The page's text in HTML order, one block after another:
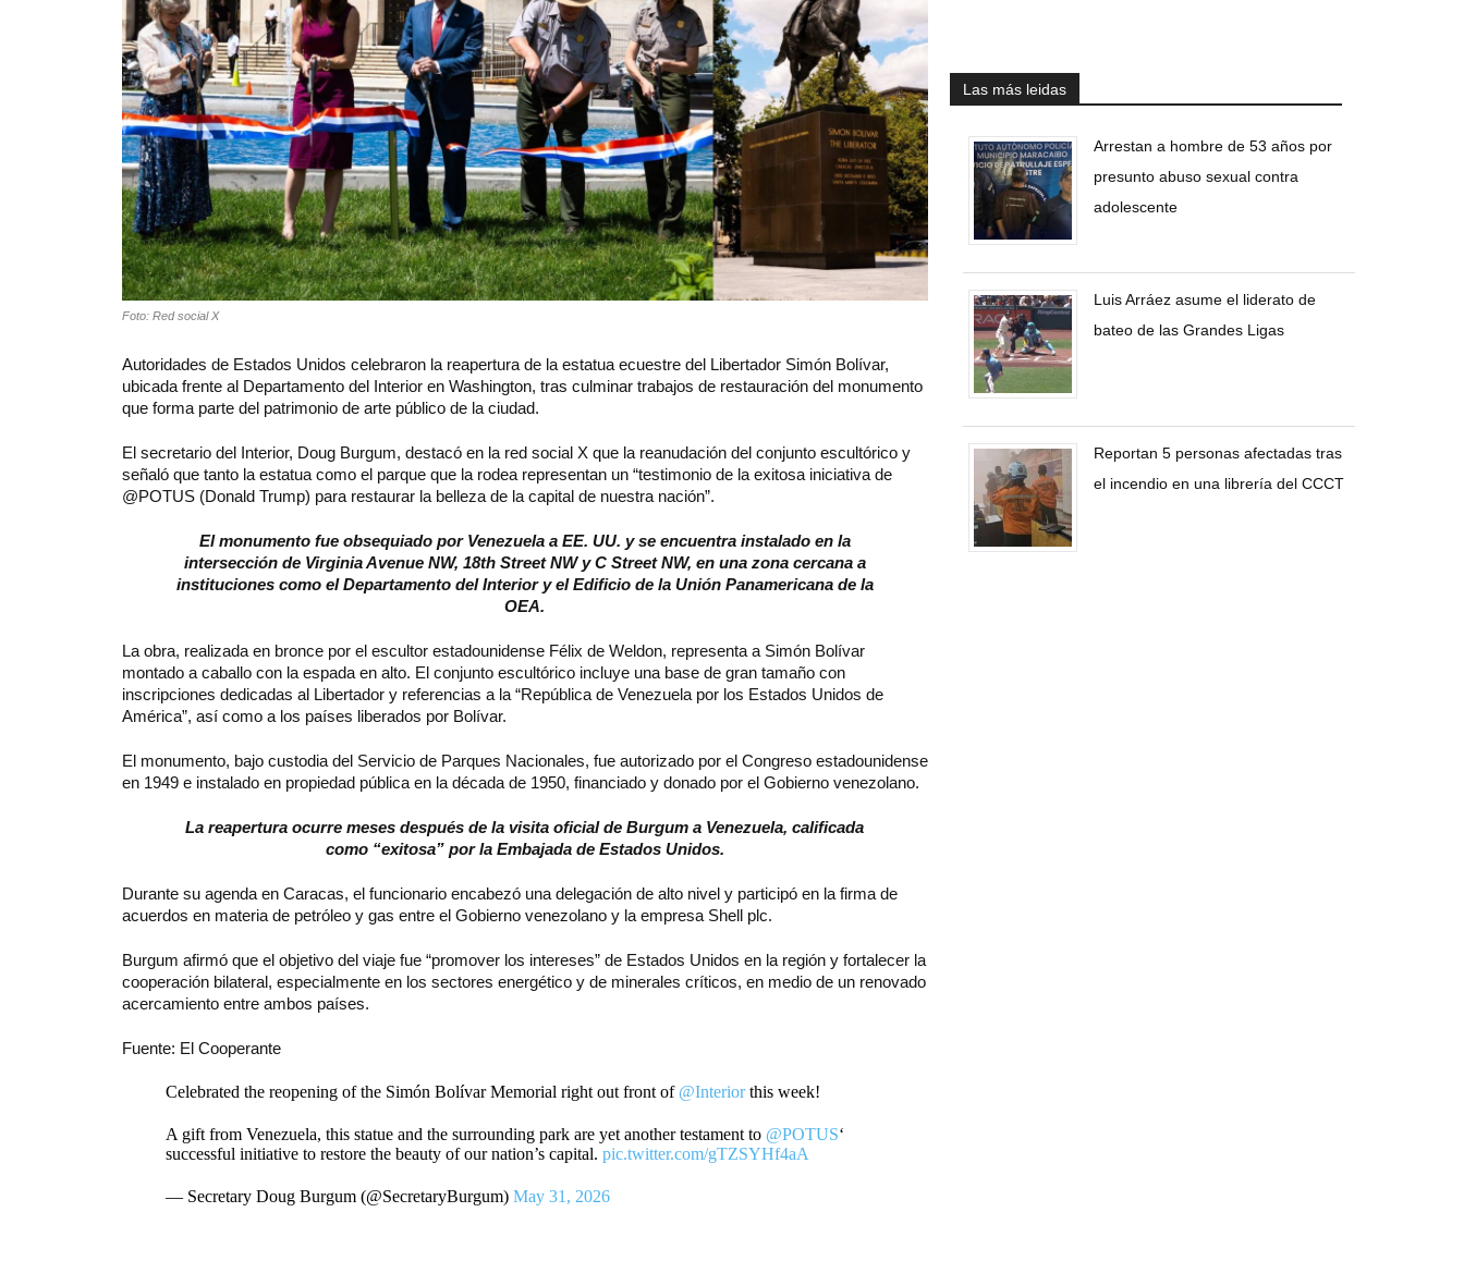
Foto: Red social X
Autoridades de Estados Unidos celebraron la reapertura de la estatua ecuestre del Libertador Simón Bolívar,
ubicada frente al Departamento del Interior en Washington, tras culminar trabajos de restauración del monumento
que forma parte del patrimonio de arte público de la ciudad.
El secretario del Interior, Doug Burgum, destacó en la red social X que la reanudación del conjunto escultórico y
señaló que tanto la estatua como el parque que la rodea representan un “testimonio de la exitosa iniciativa de
@POTUS (Donald Trump) para restaurar la belleza de la capital de nuestra nación”.
El monumento fue obsequiado por Venezuela a EE. UU. y se encuentra instalado en la
intersección de Virginia Avenue NW, 18th Street NW y C Street NW, en una zona cercana a
instituciones como el Departamento del Interior y el Edificio de la Unión Panamericana de la
OEA.
La obra, realizada en bronce por el escultor estadounidense Félix de Weldon, representa a Simón Bolívar
montado a caballo con la espada en alto. El conjunto escultórico incluye una base de gran tamaño con
inscripciones dedicadas al Libertador y referencias a la “República de Venezuela por los Estados Unidos de
América”, así como a los países liberados por Bolívar.
El monumento, bajo custodia del Servicio de Parques Nacionales, fue autorizado por el Congreso estadounidense
en 1949 e instalado en propiedad pública en la década de 1950, financiado y donado por el Gobierno venezolano.
La reapertura ocurre meses después de la visita oficial de Burgum a Venezuela, calificada
como “exitosa” por la Embajada de Estados Unidos.
Durante su agenda en Caracas, el funcionario encabezó una delegación de alto nivel y participó en la firma de
acuerdos en materia de petróleo y gas entre el Gobierno venezolano y la empresa Shell plc.
Burgum afirmó que el objetivo del viaje fue “promover los intereses” de Estados Unidos en la región y fortalecer la
cooperación bilateral, especialmente en los sectores energético y de minerales críticos, en medio de un renovado
acercamiento entre ambos países.
Fuente: El Cooperante
Celebrated the reopening of the Simón Bolívar Memorial right out front of @Interiorthis week!
A gift from Venezuela, this statue and the surrounding park are yet another testament to @POTUS‘
successful initiative to restore the beauty of our nation’s capital. pic.twitter.com/gTZSYHf4aA
— Secretary Doug Burgum (@SecretaryBurgum) May 31, 2026
Las más leidas
Arrestan a hombre de 53 años por
presunto abuso sexual contra
adolescente
Luis Arráez asume el liderato de
bateo de las Grandes Ligas
Reportan 5 personas afectadas tras
el incendio en una librería del CCCT